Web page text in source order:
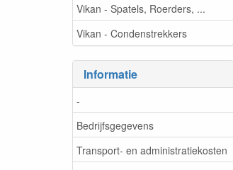
Vikan - Spatels, Roerders, ...
Vikan - Condenstrekkers
Informatie
-
Bedrijfsgegevens
Transport- en administratiekosten